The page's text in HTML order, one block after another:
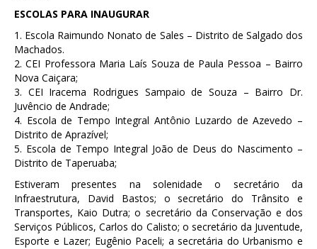
ESCOLAS PARA INAUGURAR
1. Escola Raimundo Nonato de Sales – Distrito de Salgado dos
Machados.
2. CEI Professora Maria Laís Souza de Paula Pessoa – Bairro
Nova Caiçara;
3. CEI Iracema Rodrigues Sampaio de Souza – Bairro Dr.
Juvêncio de Andrade;
4. Escola de Tempo Integral Antônio Luzardo de Azevedo –
Distrito de Aprazível;
5. Escola de Tempo Integral João de Deus do Nascimento –
Distrito de Taperuaba;
Estiveram presentes na solenidade o secretário da
Infraestrutura, David Bastos; o secretário do Trânsito e
Transportes, Kaio Dutra; o secretário da Conservação e dos
Serviços Públicos, Carlos do Calisto; o secretário da Juventude,
Esporte e Lazer; Eugênio Paceli; a secretária do Urbanismo e